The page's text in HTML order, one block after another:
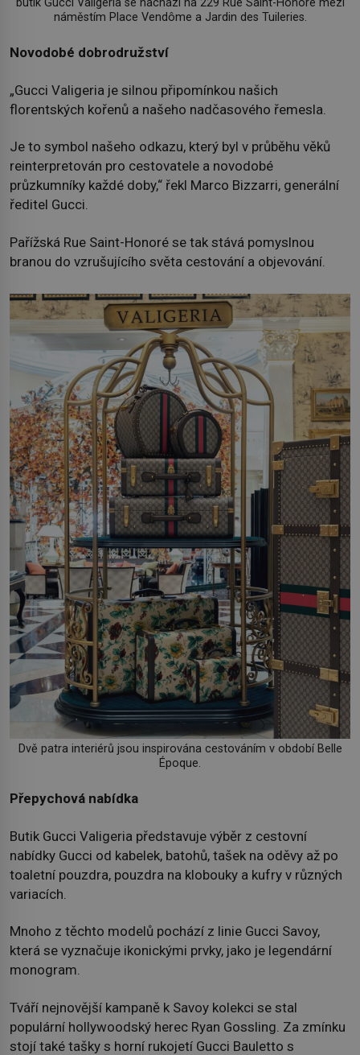
butik Gucci Valigeria se nachází na 229 Rue Saint-Honoré mezi
náměstím Place Vendôme a Jardin des Tuileries.
Novodobé dobrodružství
„Gucci Valigeria je silnou připomínkou našich
florentských kořenů a našeho nadčasového řemesla.
Je to symbol našeho odkazu, který byl v průběhu věků
reinterpretován pro cestovatele a novodobé
průzkumníky každé doby,“ řekl Marco Bizzarri, generální
ředitel Gucci.
Pařížská Rue Saint-Honoré se tak stává pomyslnou
branou do vzrušujícího světa cestování a objevování.
Dvě patra interiérů jsou inspirována cestováním v období Belle
Époque.
Přepychová nabídka
Butik Gucci Valigeria představuje výběr z cestovní
nabídky Gucci od kabelek, batohů, tašek na oděvy až po
toaletní pouzdra, pouzdra na klobouky a kufry v různých
variacích.
Mnoho z těchto modelů pochází z linie Gucci Savoy,
která se vyznačuje ikonickými prvky, jako je legendární
monogram.
Tváří nejnovější kampaně k Savoy kolekci se stal
populární hollywoodský herec Ryan Gossling. Za zmínku
stojí také tašky s horní rukojetí Gucci Bauletto s